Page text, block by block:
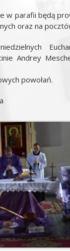
w parafii będą
oraz na
Andrey
powołań.